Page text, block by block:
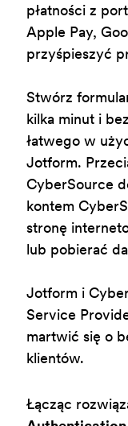
płatności z
Apple Pay,
przyśpieszyć
Stwórz
kilka minut i
łatwego w
Jotform.
CyberSource
kontem
stronę
lub pobierać
Jotform i
Service
martwić się o
klientów.
Łącząc